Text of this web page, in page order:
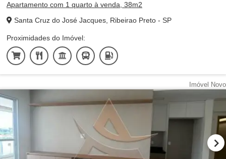
Apartamento com 1 quarto à venda, 38m2
Santa Cruz do José Jacques, Ribeirao Preto - SP
Proximidades do Imóvel:
Imóvel Novo